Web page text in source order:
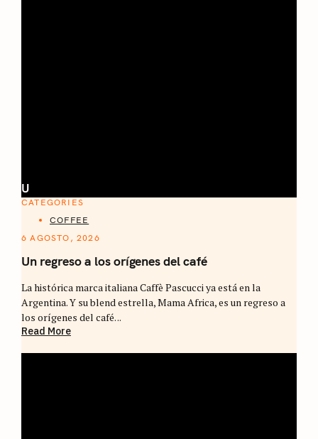
U
CATEGORIES
COFFEE
6 AGOSTO, 2026
Un regreso a los orígenes del café
La histórica marca italiana Caffè Pascucci ya está en la
Argentina. Y su blend estrella, Mama Africa, es un regreso a
los orígenes del café. ..
Read More